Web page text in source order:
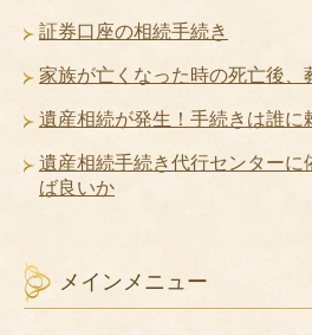
証券口座の相続手続き
家族が亡くなった時の死亡後、
遺産相続が発生！手続きは誰に
遺産相続手続き代行センターに
ば良いか
メインメニュー